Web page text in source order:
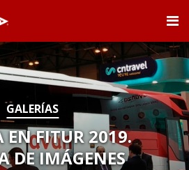
GALERÍAS
EN FITUR 2019.
DE IMÁGENES